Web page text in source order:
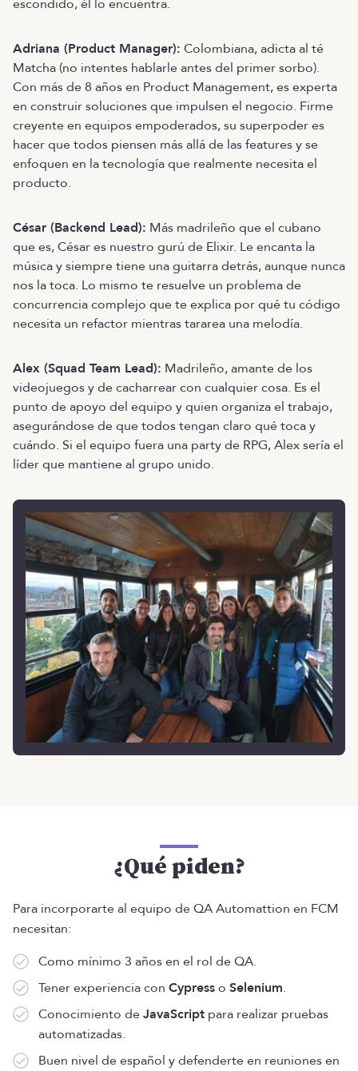
escondido, él lo encuentra.
Adriana (Product Manager): Colombiana, adicta al té
Matcha (no intentes hablarle antes del primer sorbo).
Con más de 8 años en Product Management, es experta
en construir soluciones que impulsen el negocio. Firme
creyente en equipos empoderados, su superpoder es
hacer que todos piensen más allá de las features y se
enfoquen en la tecnología que realmente necesita el
producto.
César (Backend Lead): Más madrileño que el cubano
que es, César es nuestro gurú de Elixir. Le encanta la
música y siempre tiene una guitarra detrás, aunque nunca
nos la toca. Lo mismo te resuelve un problema de
concurrencia complejo que te explica por qué tu código
necesita un refactor mientras tararea una melodía.
Alex (Squad Team Lead): Madrileño, amante de los
videojuegos y de cacharrear con cualquier cosa. Es el
punto de apoyo del equipo y quien organiza el trabajo,
asegurándose de que todos tengan claro qué toca y
cuándo. Si el equipo fuera una party de RPG, Alex sería el
líder que mantiene al grupo unido.
¿Qué piden?
Para incorporarte al equipo de QA Automattion en FCM
necesitan:
Como mínimo 3 años en el rol de QA.
Tener experiencia con Cypresso Selenium.
Conocimiento deJavaScript para realizar pruebas
automatizadas.
Buen nivel de español y defenderte en reuniones en